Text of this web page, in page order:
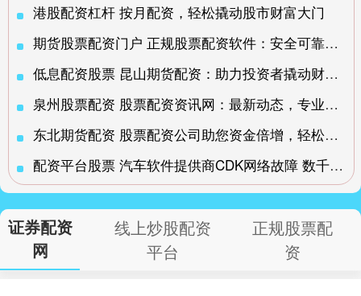
港股配资杠杆 按月配资，轻松撬动股市财富大门
期货股票配资门户 正规股票配资软件：安全可靠，助你投资无忧
低息配资股票 昆山期货配资：助力投资者撬动财富杠杆
泉州股票配资 股票配资资讯网：最新动态，专业解读，助你投资决策
东北期货配资 股票配资公司助您资金倍增，轻松投资
配资平台股票 汽车软件提供商CDK网络故障 数千家美国汽车经销商业务停摆
证券配资
网
线上炒股配资
平台
正规股票配
资